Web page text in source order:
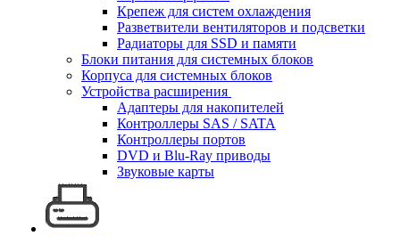
Крепеж для систем охлаждения
Разветвители вентиляторов и подсветки
Радиаторы для SSD и памяти
Блоки питания для системных блоков
Корпуса для системных блоков
Устройства расширения
Адаптеры для накопителей
Контроллеры SAS / SATA
Контроллеры портов
DVD и Blu-Ray приводы
Звуковые карты